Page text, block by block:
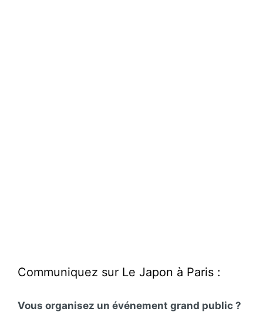
Communiquez sur Le Japon à Paris :
Vous organisez un événement grand public ?